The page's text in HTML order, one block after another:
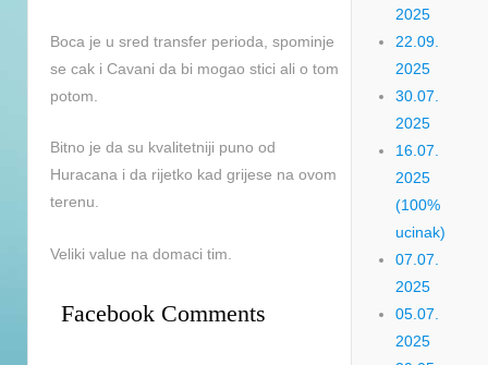
Boca je u sred transfer perioda, spominje
se cak i Cavani da bi mogao stici ali o tom
potom.
Bitno je da su kvalitetniji puno od
Huracana i da rijetko kad grijese na ovom
terenu.
Veliki value na domaci tim.
Facebook Comments
2025
22.09.
2025
30.07.
2025
16.07.
2025
(100%
ucinak)
07.07.
2025
05.07.
2025